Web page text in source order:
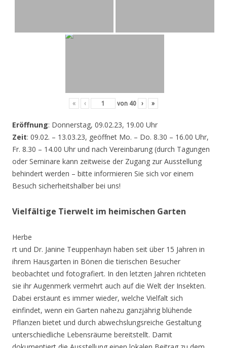
« ‹ von 40 › »
Eröffnung: Donnerstag, 09.02.23, 19.00 Uhr
Zeit: 09.02. – 13.03.23, geöffnet Mo. – Do. 8.30 – 16.00 Uhr,
Fr. 8.30 – 14.00 Uhr und nach Vereinbarung (durch Tagungen
oder Seminare kann zeitweise der Zugang zur Ausstellung
behindert werden – bitte informieren Sie sich vor einem
Besuch sicherheitshalber bei uns!
Vielfältige Tierwelt im heimischen Garten
Herbe
rt und Dr. Janine Teuppenhayn haben seit über 15 Jahren in
ihrem Hausgarten in Bönen die tierischen Besucher
beobachtet und fotografiert. In den letzten Jahren richteten
sie ihr Augenmerk vermehrt auch auf die Welt der Insekten.
Dabei erstaunt es immer wieder, welche Vielfalt sich
einfindet, wenn ein Garten nahezu ganzjährig blühende
Pflanzen bietet und durch abwechslungsreiche Gestaltung
unterschiedliche Lebensräume bereitstellt. Damit